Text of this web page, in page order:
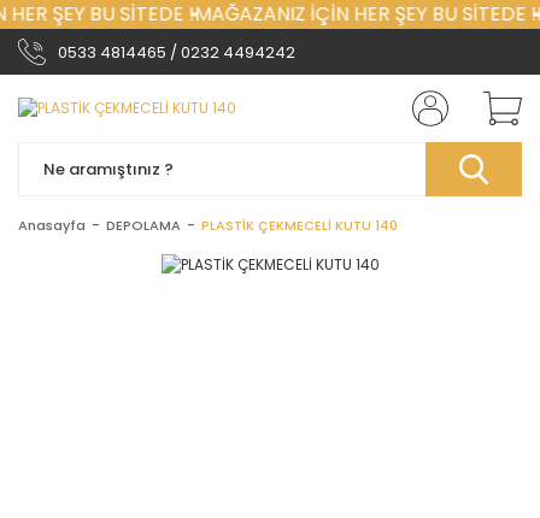
ŞEY BU SİTEDE !MAĞAZANIZ İÇİN HER ŞEY BU SİTEDE !
0533 4814465 / 0232 4494242
Anasayfa DEPOLAMA PLASTİK ÇEKMECELİ KUTU 140